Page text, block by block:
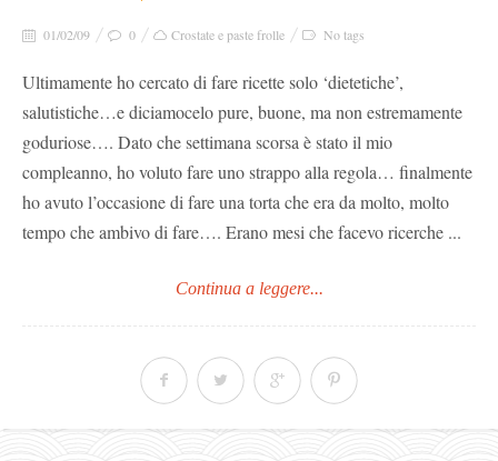
01/02/09 0 Crostate e paste frolle No tags
Ultimamente ho cercato di fare ricette solo ‘dietetiche’,
salutistiche…e diciamocelo pure, buone, ma non estremamente
goduriose…. Dato che settimana scorsa è stato il mio
compleanno, ho voluto fare uno strappo alla regola… finalmente
ho avuto l’occasione di fare una torta che era da molto, molto
tempo che ambivo di fare…. Erano mesi che facevo ricerche ...
Continua a leggere...